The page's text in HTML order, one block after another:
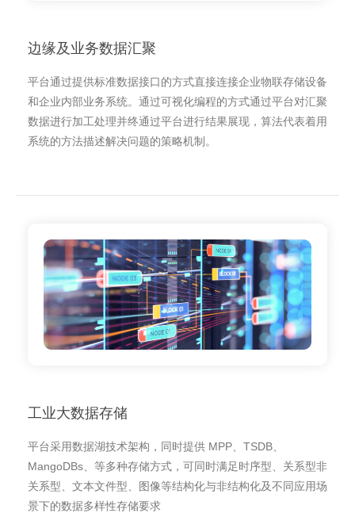
边缘及业务数据汇聚
平台通过提供标准数据接口的方式直接连接企业物联存储设备
和企业内部业务系统。通过可视化编程的方式通过平台对汇聚
数据进行加工处理并终通过平台进行结果展现，算法代表着用
系统的方法描述解决问题的策略机制。
工业大数据存储
平台采用数据湖技术架构，同时提供 MPP、TSDB、
MangoDBs、等多种存储方式，可同时满足时序型、关系型非
关系型、文本文件型、图像等结构化与非结构化及不同应用场
景下的数据多样性存储要求